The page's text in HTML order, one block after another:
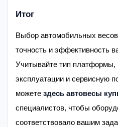
Итог
Выбор автомобильных
точность и эффективность
Учитывайте тип платформы,
эксплуатации и сервисную
можете здесь автовесы
специалистов, чтобы
соответствовало вашим